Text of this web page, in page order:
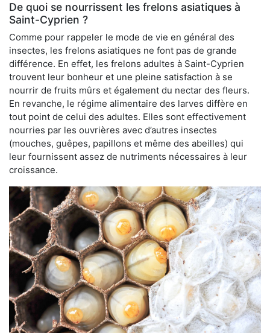
De quoi se nourrissent les frelons asiatiques à
Saint-Cyprien ?
Comme pour rappeler le mode de vie en général des
insectes, les frelons asiatiques ne font pas de grande
différence. En effet, les frelons adultes à Saint-Cyprien
trouvent leur bonheur et une pleine satisfaction à se
nourrir de fruits mûrs et également du nectar des fleurs.
En revanche, le régime alimentaire des larves diffère en
tout point de celui des adultes. Elles sont effectivement
nourries par les ouvrières avec d’autres insectes
(mouches, guêpes, papillons et même des abeilles) qui
leur fournissent assez de nutriments nécessaires à leur
croissance.